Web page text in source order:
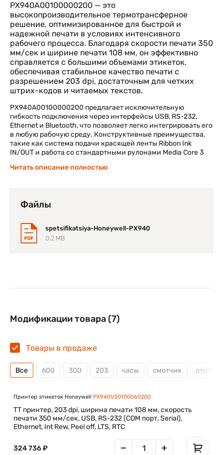
PX940A00100000200 — это
высокопроизводительное термотрансферное
решение, оптимизированное для быстрой и
надежной печати в условиях интенсивного
рабочего процесса. Благодаря скорости печати 350
мм/сек и ширине печати 108 мм, он эффективно
справляется с большими объемами этикеток,
обеспечивая стабильное качество печати с
разрешением 203 dpi, достаточным для четких
штрих-кодов и читаемых текстов.
PX940A00100000200 предлагает исключительную
гибкость подключения через интерфейсы USB, RS-232,
Ethernet и Bluetooth, что позволяет легко интегрировать его
в любую рабочую среду. Конструктивные преимущества,
такие как система подачи красящей ленты Ribbon Ink
IN/OUT и работа со стандартными рулонами Media Core 3
удобство обслуживания. Этот принтер сочетает в себе
универсальность, представляя собой идеальный
операций.
Читать описание полностью
Файлы
spetsifikatsiya-Honeywell-PX940
0.2 MB
Модификации товара (7)
Товары в продаже
Все 600 300 203 часы смотчик
Принтер этикеток Honeywell PX940V30100060200
TT принтер, 203 dpi, ширина печати 108 мм, скорость
печати 350 мм/сек, USB, RS-232 (COM порт, Serial),
Ethernet, Int Rew, Peel off, LTS, RTC
324 736 ₽